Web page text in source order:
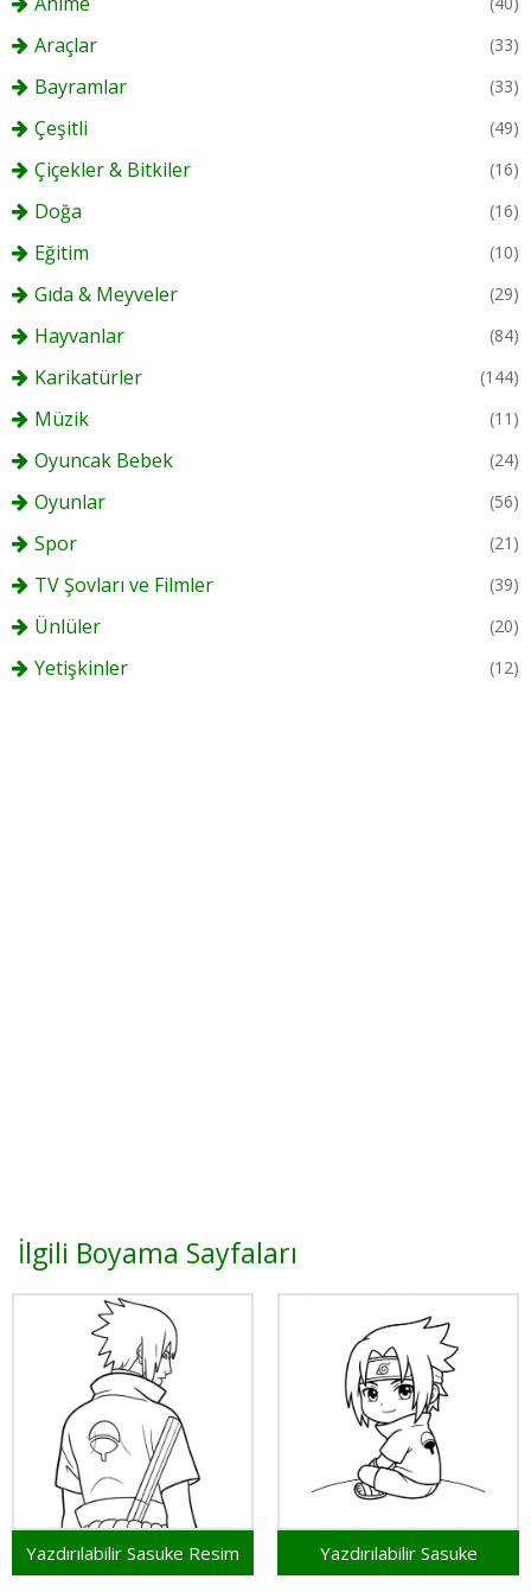
Araçlar (33)
Bayramlar (33)
Çeşitli (49)
Çiçekler & Bitkiler (16)
Doğa (16)
Eğitim (10)
Gıda & Meyveler (29)
Hayvanlar (84)
Karikatürler (144)
Müzik (11)
Oyuncak Bebek (24)
Oyunlar (56)
Spor (21)
TV Şovları ve Filmler (39)
Ünlüler (20)
Yetişkinler (12)
İlgili Boyama Sayfaları
Yazdırılabilir Sasuke Resim Yazdırılabilir Sasuke